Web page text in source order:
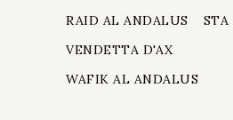
RAID AL ANDALUS
STA
VENDETTA D'AX
WAFIK AL ANDALUS